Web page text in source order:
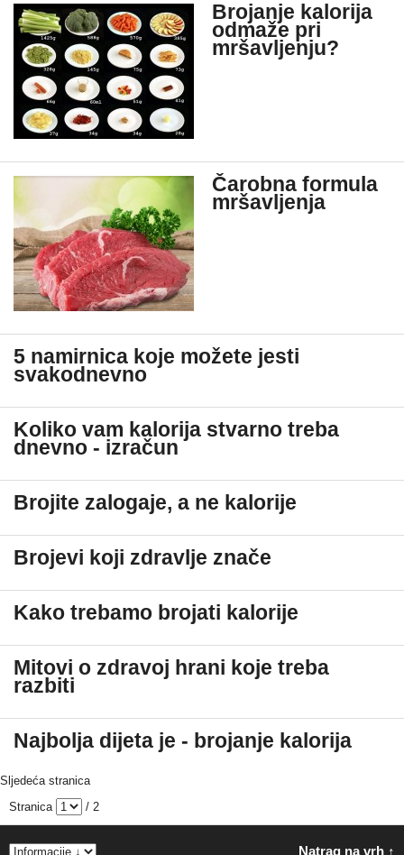
Brojanje kalorija
odmaže pri
mršavljenju?
Čarobna formula
mršavljenja
5 namirnica koje možete jesti
svakodnevno
Koliko vam kalorija stvarno treba
dnevno - izračun
Brojite zalogaje, a ne kalorije
Brojevi koji zdravlje znače
Kako trebamo brojati kalorije
Mitovi o zdravoj hrani koje treba
razbiti
Najbolja dijeta je - brojanje kalorija
Sljedeća stranica
Stranica
/ 2
Natrag na vrh ↑